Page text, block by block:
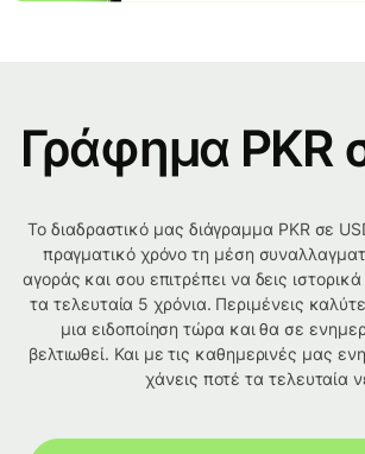
Γράφημα PKR
Το διαδραστικό μας διάγραμμα PKR σε
πραγματικό χρόνο τη μέση
αγοράς και σου επιτρέπει να δεις
τα τελευταία 5 χρόνια. Περιμένεις
μια ειδοποίηση τώρα και θα σε
βελτιωθεί. Και με τις καθημερινές μας
χάνεις ποτέ τα τελευταία